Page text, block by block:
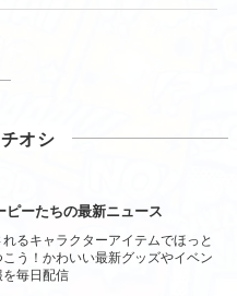
オシ
ピーたちの最新ニュース
るキャラクターアイテムでほっと
う！かわいい最新グッズやイベン
を毎日配信